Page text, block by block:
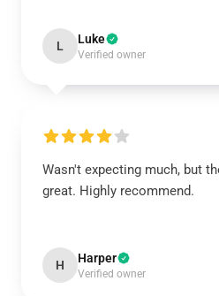
L Luke
Verified owner
Wasn't expecting much, but
great. Highly recommend.
H Harper
Verified owner